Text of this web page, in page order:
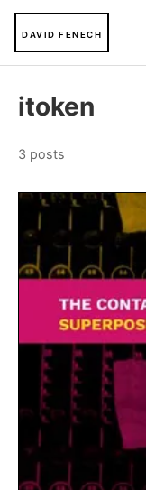
DAVID FENECH
itoken
3 posts